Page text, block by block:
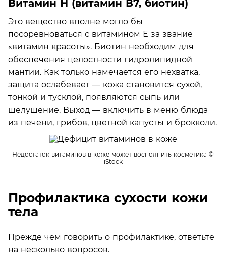
Витамин Н (витамин В7, биотин)
Это вещество вполне могло бы
посоревноваться с витамином Е за звание
«витамин красоты». Биотин необходим для
обеспечения целостности гидролипидной
мантии. Как только намечается его нехватка,
защита ослабевает — кожа становится сухой,
тонкой и тусклой, появляются сыпь или
шелушение. Выход — включить в меню блюда
из печени, грибов, цветной капусты и брокколи.
Недостаток витаминов в коже может восполнить косметика ©
iStock
Профилактика сухости кожи
тела
Прежде чем говорить о профилактике, ответьте
на несколько вопросов.